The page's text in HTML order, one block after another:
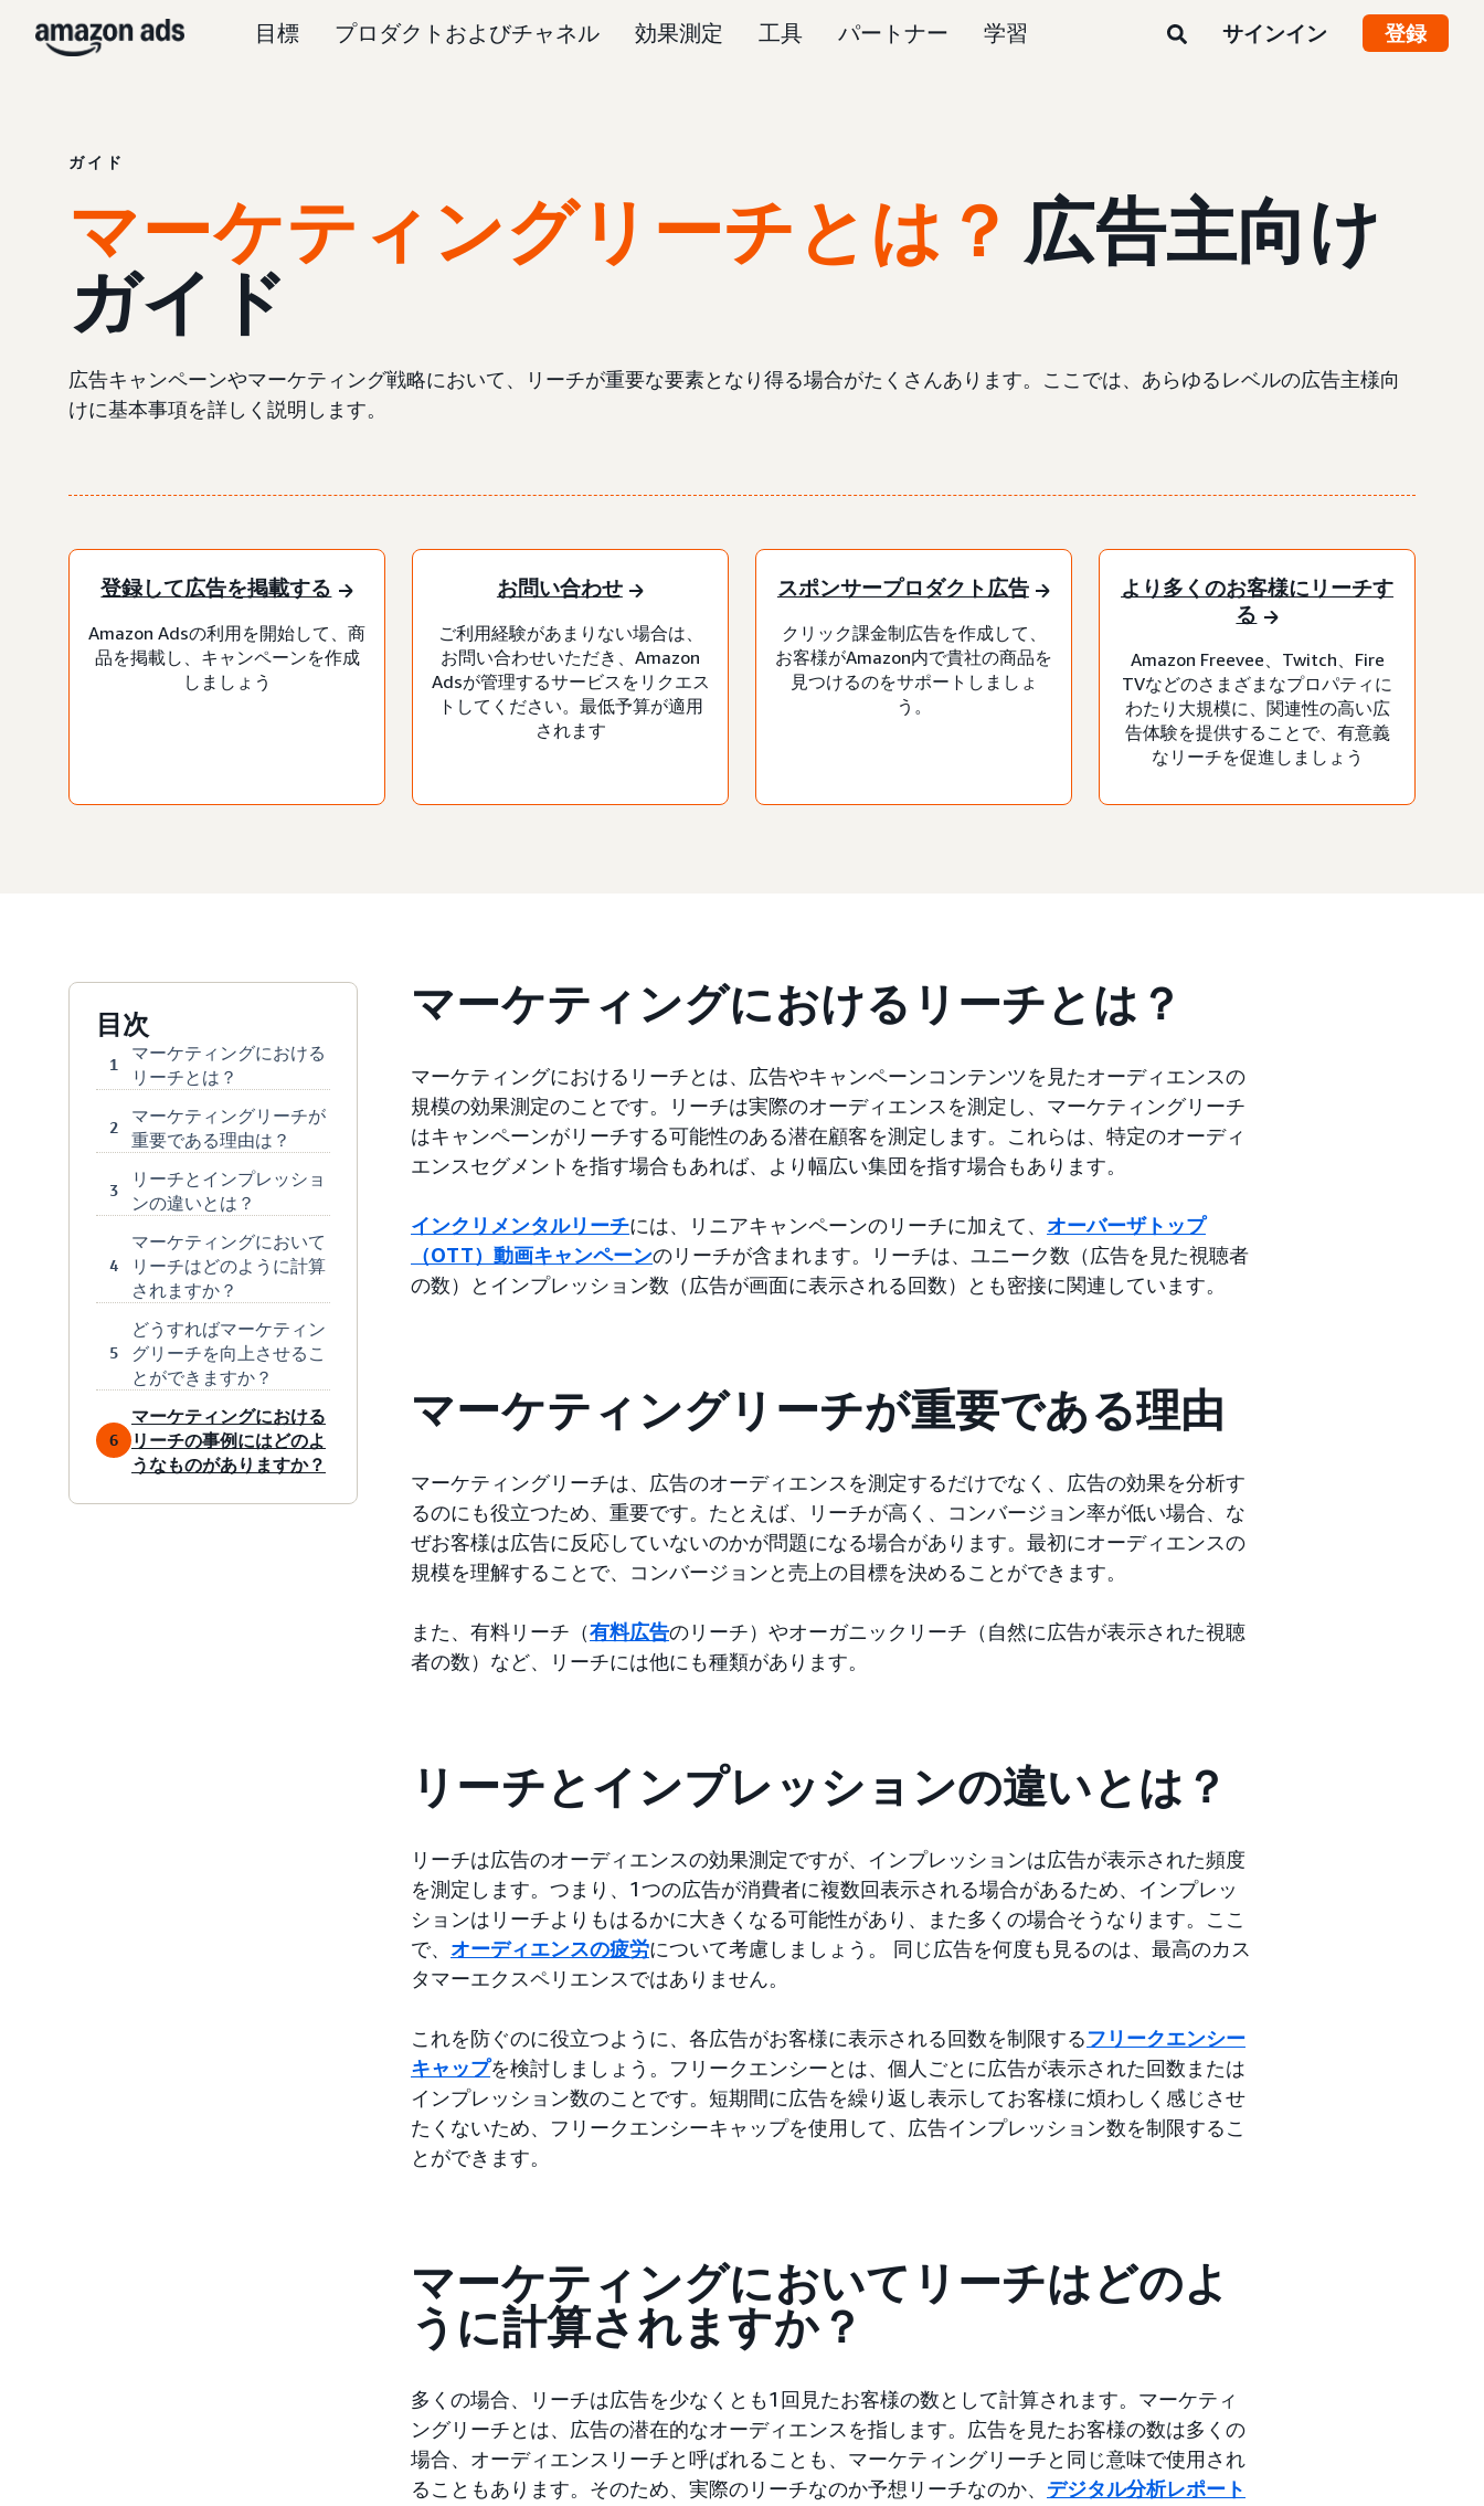
目標 プロダクトおよびチャネル 効果測定 工具 パートナー 学習 サインイン 登録
ガイド
マーケティングリーチとは？ 広告主向け
ガイド
広告キャンペーンやマーケティング戦略において、リーチが重要な要素となり得る場合がたくさんあります。ここでは、あらゆるレベルの広告主様向
けに基本事項を詳しく説明します。
登録して広告を掲載する
Amazon Adsの利用を開始して、商
品を掲載し、キャンペーンを作成
しましょう
お問い合わせ
ご利用経験があまりない場合は、
お問い合わせいただき、Amazon
Adsが管理するサービスをリクエス
トしてください。最低予算が適用
されます
スポンサープロダクト広告
クリック課金制広告を作成して、
お客様がAmazon内で貴社の商品を
見つけるのをサポートしましょ
う。
より多くのお客様にリーチす
る
Amazon Freevee、Twitch、Fire
TVなどのさまざまなプロパティに
わたり大規模に、関連性の高い広
告体験を提供することで、有意義
なリーチを促進しましょう
目次
1
マーケティングにおける
リーチとは？
2
マーケティングリーチが
重要である理由は？
3
リーチとインプレッショ
ンの違いとは？
4
マーケティングにおいて
リーチはどのように計算
されますか？
5
どうすればマーケティン
グリーチを向上させるこ
とができますか？
6
マーケティングにおける
リーチの事例にはどのよ
うなものがありますか？
マーケティングにおけるリーチとは？
マーケティングにおけるリーチとは、広告やキャンペーンコンテンツを見たオーディエンスの
規模の効果測定のことです。リーチは実際のオーディエンスを測定し、マーケティングリーチ
はキャンペーンがリーチする可能性のある潜在顧客を測定します。これらは、特定のオーディ
エンスセグメントを指す場合もあれば、より幅広い集団を指す場合もあります。
インクリメンタルリーチには、リニアキャンペーンのリーチに加えて、 オーバーザトップ
（OTT）動画キャンペーンのリーチが含まれます。リーチは、ユニーク数（広告を見た視聴者
の数）とインプレッション数（広告が画面に表示される回数）とも密接に関連しています。
マーケティングリーチが重要である理由
マーケティングリーチは、広告のオーディエンスを測定するだけでなく、広告の効果を分析す
るのにも役立つため、重要です。たとえば、リーチが高く、コンバージョン率が低い場合、な
ぜお客様は広告に反応していないのかが問題になる場合があります。最初にオーディエンスの
規模を理解することで、コンバージョンと売上の目標を決めることができます。
また、有料リーチ（有料広告のリーチ）やオーガニックリーチ（自然に広告が表示された視聴
者の数）など、リーチには他にも種類があります。
リーチとインプレッションの違いとは？
リーチは広告のオーディエンスの効果測定ですが、インプレッションは広告が表示された頻度
を測定します。つまり、1つの広告が消費者に複数回表示される場合があるため、インプレッ
ションはリーチよりもはるかに大きくなる可能性があり、また多くの場合そうなります。ここ
で、 オーディエンスの疲労について考慮しましょう。 同じ広告を何度も見るのは、最高のカス
タマーエクスペリエンスではありません。
これを防ぐのに役立つように、各広告がお客様に表示される回数を制限するフリークエンシー
キャップを検討しましょう。フリークエンシーとは、個人ごとに広告が表示された回数または
インプレッション数のことです。短期間に広告を繰り返し表示してお客様に煩わしく感じさせ
たくないため、フリークエンシーキャップを使用して、広告インプレッション数を制限するこ
とができます。
マーケティングにおいてリーチはどのよ
うに計算されますか？
多くの場合、リーチは広告を少なくとも1回見たお客様の数として計算されます。マーケティ
ングリーチとは、広告の潜在的なオーディエンスを指します。広告を見たお客様の数は多くの
場合、オーディエンスリーチと呼ばれることも、マーケティングリーチと同じ意味で使用され
ることもあります。そのため、実際のリーチなのか予想リーチなのか、 デジタル分析レポート